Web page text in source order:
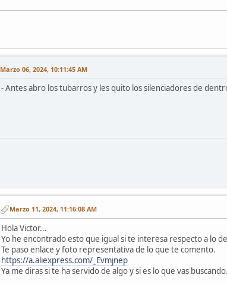
Marzo 06, 2024, 10:11:45 AM
- Antes abro los tubarros y les quito los silenciadores de
Marzo 11, 2024, 11:16:08 AM
Hola Victor...
Yo he encontrado esto que igual si te interesa respecto a lo
Te paso enlace y foto representativa de lo que te comento.
https://a.aliexpress.com/_Evmjnep
Ya me diras si te ha servido de algo y si es lo que vas